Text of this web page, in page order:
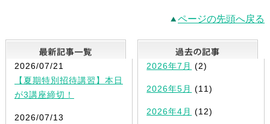
ページの先頭へ戻る
最新記事一覧
2026/07/21
【夏期特別招待講習】本日
が3講座締切！
2026/07/13
2026年7月 (2)
2026年5月 (11)
2026年4月 (12)